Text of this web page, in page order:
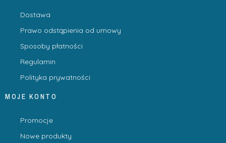
Dostawa
Prawo odstąpienia od umowy
Sposoby płatności
Regulamin
Polityka prywatności
MOJE KONTO
Promocje
Nowe produkty